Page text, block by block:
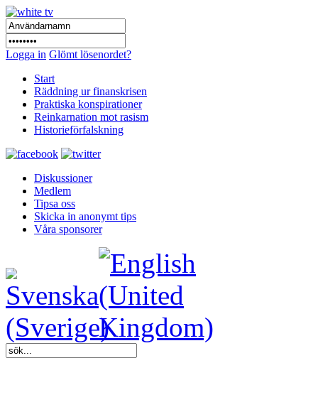
Logga in Glömt lösenordet?
Start
Räddning ur finanskrisen
Praktiska konspirationer
Reinkarnation mot rasism
Historieförfalskning
Diskussioner
Medlem
Tipsa oss
Skicka in anonymt tips
Våra sponsorer